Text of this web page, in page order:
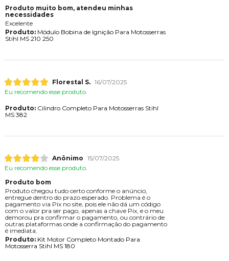
Produto muito bom, atendeu minhas
necessidades
Excelente
Produto:Módulo Bobina de Ignição Para Motosserras
Stihl MS 210 250
Florestal S. 16/07/2025
Eu recomendo esse produto.
Produto:Cilindro Completo Para Motosserras Stihl
MS 382
Anônimo 15/07/2025
Eu recomendo esse produto.
Produto bom
Produto chegou tudo certo conforme o anúncio,
entregue dentro do prazo esperado. Problema é o
pagamento via Pix no site, pois ele não dá um código
com o valor pra ser pago, apenas a chave Pix, e o meu
demorou pra confirmar o pagamento, ou contrário de
outras plataformas onde a confirmação do pagamento
é imediata.
Produto:Kit Motor Completo Montado Para
Motosserra Stihl MS 180